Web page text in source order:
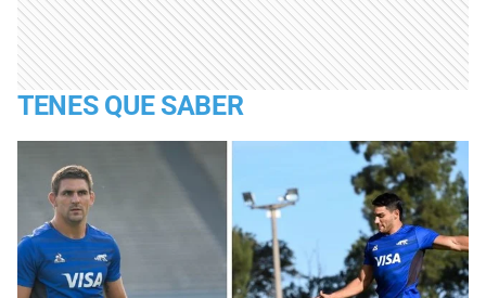
TENES QUE SABER